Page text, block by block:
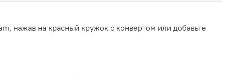
нажав на красный кружок с конвертом или добавьте